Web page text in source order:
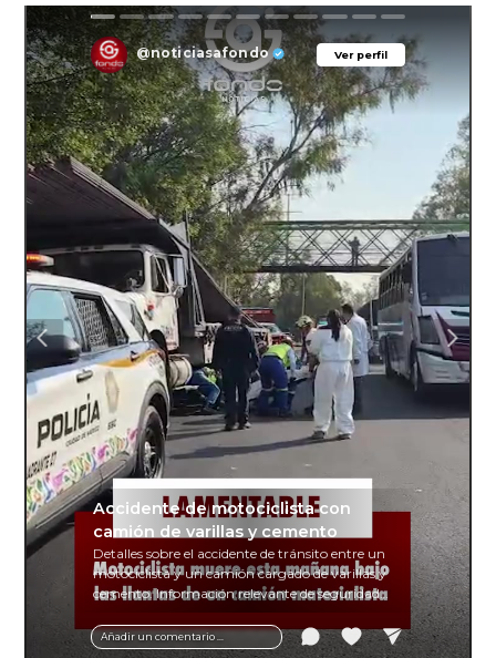
Ver perfil
@noticiasafondo Ver perfil
Añadir un comentario ...
Accidente de motociclista con
camión de varillas y cemento
Detalles sobre el accidente de tránsito entre un
motociclista y un camión cargado de varillas y
cemento. Información relevante de seguridad
vial y recomendaciones para motociclistas.